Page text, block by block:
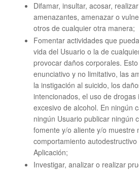
Difamar, insultar, acosar,
amenazantes, amenazar o
otros de cualquier otra manera;
Fomentar actividades que
vida del Usuario o la de
provocar daños corporales.
enunciativo y no limitativo, las
la instigación al suicido, los
intencionados, el uso de drogas
excesivo de alcohol. En ningún
ningún Usuario publicar ningún
fomente y/o aliente y/o muestre
comportamiento
Aplicación;
Investigar, analizar o realizar